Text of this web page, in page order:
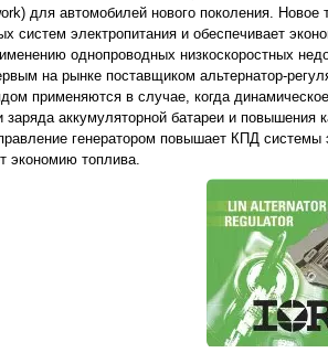
для автомобилей нового поколения.
систем электропитания и обеспечивает
однопроводных низкоскоростных
на рынке поставщиком альтернатор-
применяются в случае, когда
заряда аккумуляторной батареи и повышения
генератором повышает КПД системы
экономию топлива.